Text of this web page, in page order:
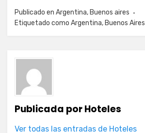
Publicado en Argentina, Buenos aires
Etiquetado como Argentina, Buenos Aires
Publicada porHoteles
Ver todas las entradas de Hoteles